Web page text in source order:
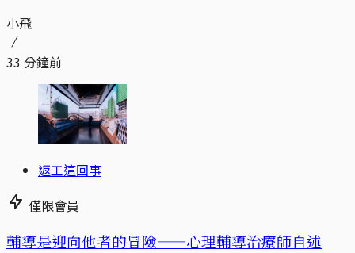
小飛
33 分鐘前
返工這回事
僅限會員
輔導是迎向他者的冒險——心理輔導治療師自述